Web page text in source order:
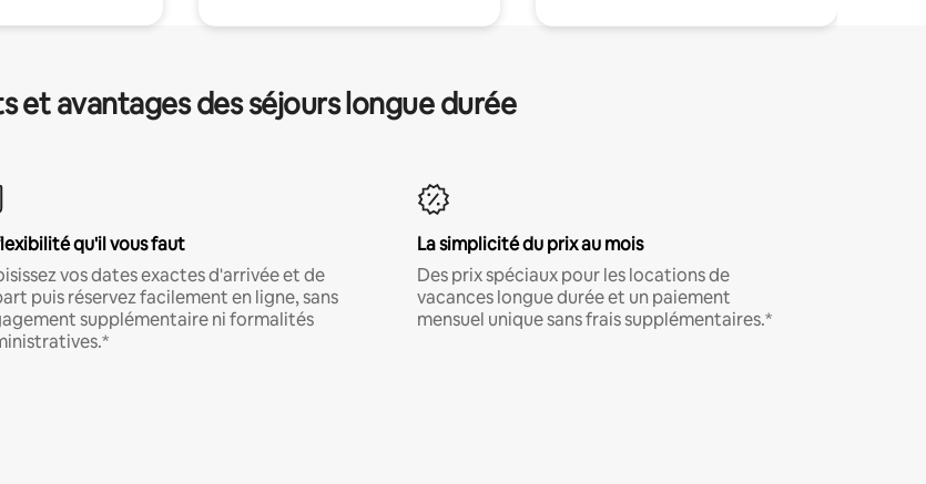
et avantages des séjours longue durée
qu'il vous faut
vos dates exactes d'arrivée et de
puis réservez facilement en ligne, sans
supplémentaire ni formalités
La simplicité du prix au mois
Des prix spéciaux pour les locations de
vacances longue durée et un paiement
mensuel unique sans frais supplémentaires.*